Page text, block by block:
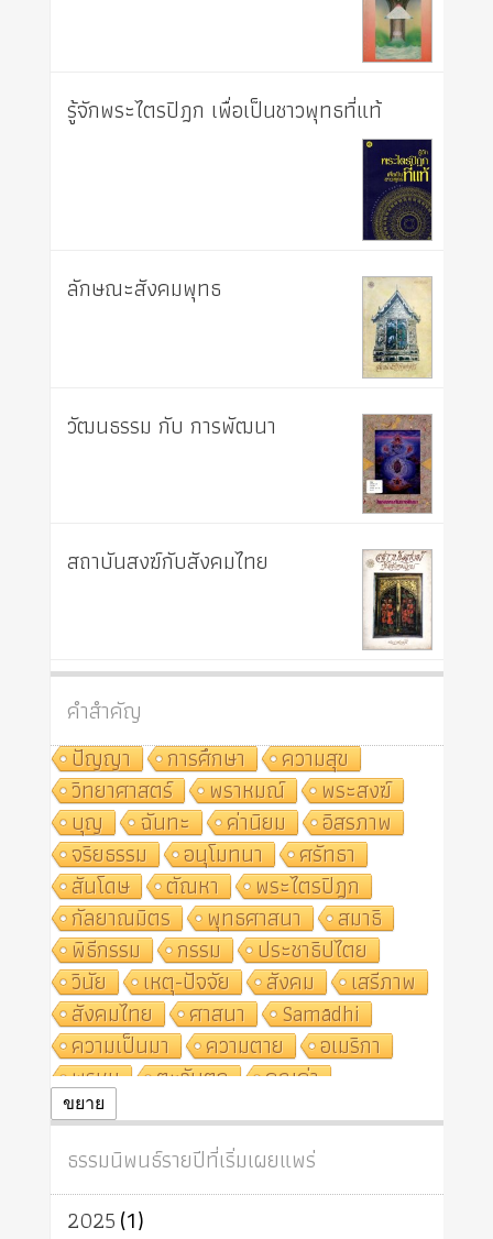
รู้จักพระไตรปิฎก เพื่อเป็นชาวพุทธที่แท้
ลักษณะสังคมพุทธ
วัฒนธรรม กับ การพัฒนา
สถาบันสงฆ์กับสังคมไทย
คำสำคัญ
ปัญญา
การศึกษา
ความสุข
วิทยาศาสตร์
พราหมณ์
พระสงฆ์
บุญ
ฉันทะ ค่านิยม
อิสรภาพ
จริยธรรม
อนุโมทนา
ศรัทธา
สันโดษ
ตัณหา
พระไตรปิฎก
กัลยาณมิตร
พุทธศาสนา
สมาธิ
พิธีกรรม
กรรม
ประชาธิปไตย
วินัย
เหตุ-ปัจจัย สังคม
เสรีภาพ
สังคมไทย
ศาสนา
Samādhi
ความเป็นมา
ความตาย
อเมริกา
พรหม
ตะวันตก
คุณค่า
ปฏิจจสมุปบาท
ศาสนาประจำชาติ
อินเดีย
ผู้บริโภค
ธรรมาธิปไตย
จักร
การแยกรัฐกับศาสนา
ธรรมชาติ
ขยาย
ธรรมนิพนธ์รายปีที่เริ่มเผยแพร่
2025(1)